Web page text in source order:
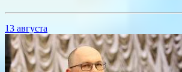
13 августа